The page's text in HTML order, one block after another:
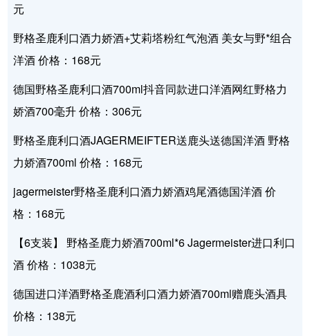
元
野格圣鹿利口酒力娇酒+艾莉塔粉红气泡酒 美女与野*组合
洋酒 价格：168元
德国野格圣鹿利口酒700ml抖音同款进口洋酒网红野格力
娇酒700毫升 价格：306元
野格圣鹿利口酒JAGERMEIFTER送鹿头送德国洋酒 野格
力娇酒700ml 价格：168元
jagermeister野格圣鹿利口酒力娇酒鸡尾酒德国洋酒 价
格：168元
【6支装】 野格圣鹿力娇酒700ml*6 Jagermeister进口利口
酒 价格：1038元
德国进口洋酒野格圣鹿酒利口酒力娇酒700ml赠鹿头酒具
价格：138元